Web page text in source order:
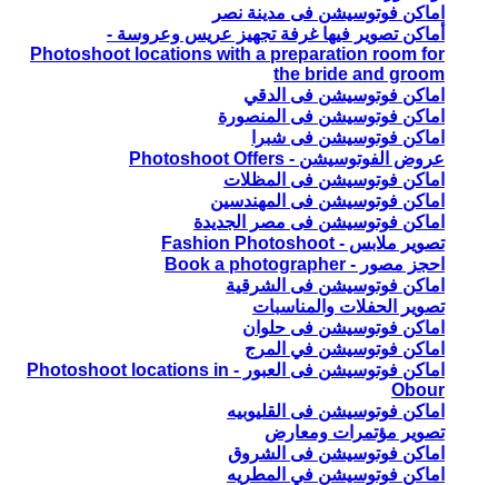
اماكن فوتوسيشن فى مدينة نصر
أماكن تصوير فيها غرفة تجهيز عريس وعروسة -
Photoshoot locations with a preparation room for
the bride and groom
اماكن فوتوسيشن فى الدقي
اماكن فوتوسيشن فى المنصورة
اماكن فوتوسيشن فى شبرا
عروض الفوتوسيشن - Photoshoot Offers
اماكن فوتوسيشن فى المظلات
اماكن فوتوسيشن فى المهندسين
اماكن فوتوسيشن فى مصر الجديدة
تصوير ملابس - Fashion Photoshoot
احجز مصور - Book a photographer
اماكن فوتوسيشن فى الشرقية
تصوير الحفلات والمناسبات
اماكن فوتوسيشن فى حلوان
اماكن فوتوسيشن في المرج
اماكن فوتوسيشن فى العبور - Photoshoot locations in
Obour
اماكن فوتوسيشن فى القليوبيه
تصوير مؤتمرات ومعارض
اماكن فوتوسيشن فى الشروق
اماكن فوتوسيشن في المطريه